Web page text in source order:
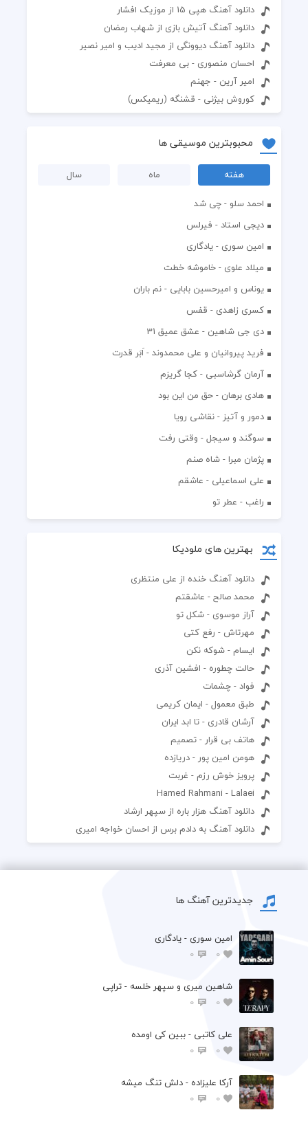
دانلود آهنگ هپی 15 از موزیک افشار
دانلود آهنگ آتیش بازی از شهاب رمضان
دانلود آهنگ دیوونگی از مجید ادیب و امیر نصیر
احسان منصوری - بی معرفت
امیر آرین - جهنم
کوروش بیژنی - قشنگه (ریمیکس)
محبوبترین موسیقی ها
هفته ماه
سال
احمد سلو - چی شد
دیجی استاد - فیرلس
امین سوری - یادگاری
میلاد علوی - خاموشه خطت
یوناس و امیرحسین بابایی - نم باران
کسری زاهدی - قفس
دی جی شاهین - عشق عمیق 31
فرید پیروانیان و علی محمدوند - اَبَر قدرت
آرمان گرشاسبی - کجا گریزم
هادی برهان - حق من این بود
دمور و آتیز - نقاشی رویا
سوگند و سیجل - وقتی رفت
پژمان مبرا - شاه صنم
علی اسماعیلی - عاشقم
راغب - عطر تو
بهترین های ملودیکا
دانلود آهنگ خنده از علی منتظری
محمد صالح - عاشقتم
آراز موسوی - شکل تو
مهرتاش - رفع کتی
ایسام - شوکه نکن
حالت چطوره - افشین آذری
فواد - چشمات
طبق معمول - ایمان کریمی
آرشان قادری - تا ابد ایران
هاتف بی قرار - تصمیم
هومن امین پور - دریازده
پرویز خوش رزم - غربت
Hamed Rahmani - Lalaei
دانلود آهنگ هزار باره از سپهر ارشاد
دانلود آهنگ به دادم برس از احسان خواجه امیری
جدیدترین آهنگ ها
امین سوری - یادگاری
0
0
شاهین میری و سپهر خلسه - تراپی
0
0
علی کاتبی - ببین کی اومده
0
0
آرکا علیزاده - دلش تنگ میشه
0
0